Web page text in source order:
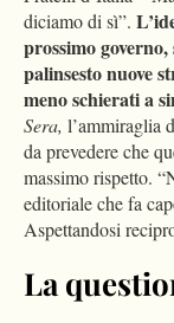
diciamo di sì”.
prossimo
palinsesto nuove
meno schierati a
Sera, l’ammiraglia
da prevedere che
massimo rispetto.
editoriale che fa
Aspettandosi
La